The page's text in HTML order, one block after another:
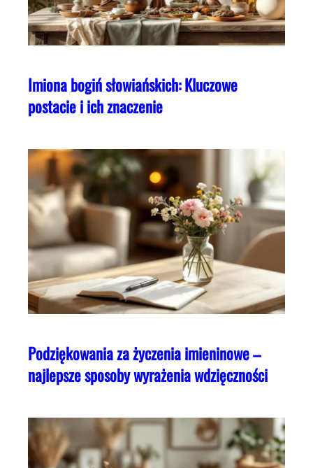
Imiona bogiń słowiańskich: Kluczowe
postacie i ich znaczenie
Podziękowania za życzenia imieninowe –
najlepsze sposoby wyrażenia wdzięczności